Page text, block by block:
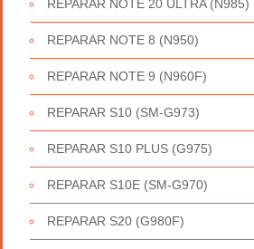
REPARAR NOTE 20 ULTRA (N985)
REPARAR NOTE 8 (N950)
REPARAR NOTE 9 (N960F)
REPARAR S10 (SM-G973)
REPARAR S10 PLUS (G975)
REPARAR S10E (SM-G970)
REPARAR S20 (G980F)